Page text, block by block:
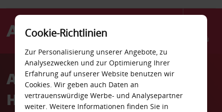
Menü
AvisAutovermietung
Hammerfest
Cookie-Richtlinien
Zur Personalisierung unserer Angebote, zu
Analysezwecken und zur Optimierung Ihrer
Erfahrung auf unserer Website benutzen wir
Cookies. Wir geben auch Daten an
vertrauenswürdige Werbe- und Analysepartner
weiter. Weitere Informationen finden Sie in